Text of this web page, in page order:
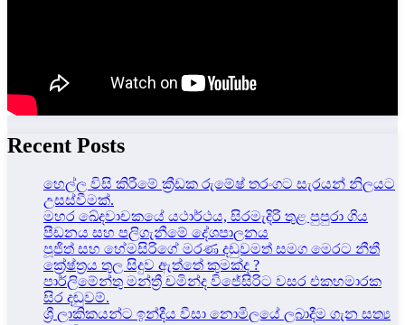
Recent Posts
හෙල්ල විසි කිරීමේ ක්‍රීඩක රුමේෂ් තරංගට සැරයන් නිලයට
උසස්වීමක්.
මහර ඛේදවාචකයේ යථාර්ථය, සිරමැදිරි තුළ පුපුරා ගිය
පීඩනය සහ පලිගැනීමේ දේශපාලනය
පූජිත් සහ හේමසිරිගේ මරණ දඩුවමත් සමග මෙරට නීතී
ක්‍රේෂ්ත්‍රය තුල සිදුව ඇත්තේ කුමක්ද ?
පාර්ලිමේන්තු මන්ත්‍රී චමින්ද විජේසිරිට වසර එකහමාරක
සිර දඬුවම්.
ශ්‍රී ලාකිකයන්ට ඉන්දීය වීසා නොමිලයේ ලබාදීම ගැන සත්‍ය